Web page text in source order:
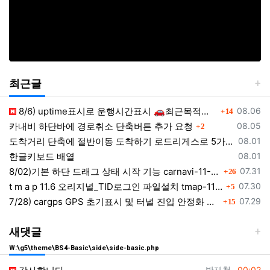
최근글
등록일
08.06
8/6) uptime표시로 운행시간표시 🚗최근목적지 바로가기 및 ⛔이전화면이동과 260806 댓글
14
등록일
08.05
카내비 하단바에 경로취소 단축버튼 추가 요청 댓글
2
등록일
08.01
도착거리 단축에 절반이동 도착하기 로드리게스로 5가지를 한 번에 배우세요
등록일
08.01
한글키보드 배열
등록일
07.31
8/02)기본 하단 드래그 상태 시작 기능 carnavi-11-6-0-3944_cargps_260802.apk 댓글
26
등록일
07.30
t m a p 11.6 오리지널_TID로그인 파일설치 tmap-11-6-0-3944_org signed.apk 댓글
5
등록일
07.29
7/28) cargps GPS 초기표시 및 터널 진입 안정화 개선 carnavi-11-4-2-3880_cargps_260728.apk 댓글
15
새댓글
W:\g5\theme\BS4-Basic\side\side-basic.php